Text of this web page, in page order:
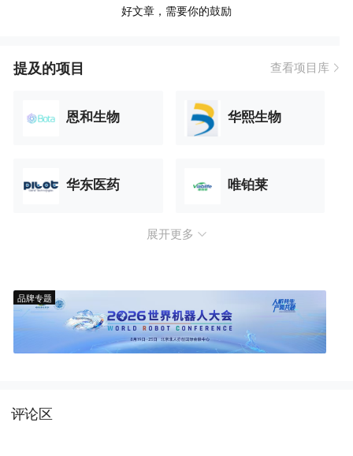
好文章，需要你的鼓励
提及的项目 查看项目库
恩和生物 华熙生物
华东医药 唯铂莱
展开更多
品牌专题
评论区